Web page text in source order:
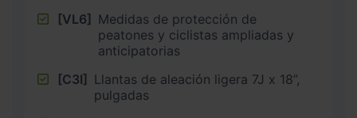
[VL6] Medidas de protección de
peatones y ciclistas ampliadas y
anticipatorias
[C3I] Llantas de aleación ligera 7J x 18”,
pulgadas